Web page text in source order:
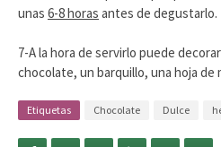
unas 6-8 horas antes de degustarlo.
7-A la hora de servirlo puede
chocolate, un barquillo, una hoja de
Etiquetas Chocolate Dulce